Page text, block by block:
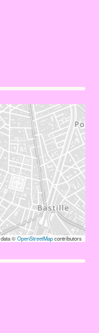
data ©OpenStreetMapcontributors